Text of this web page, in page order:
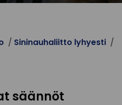
Sininauhaliitto lyhyesti
säännöt